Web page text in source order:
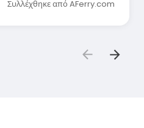
Συλλέχθηκε από AFerry.com